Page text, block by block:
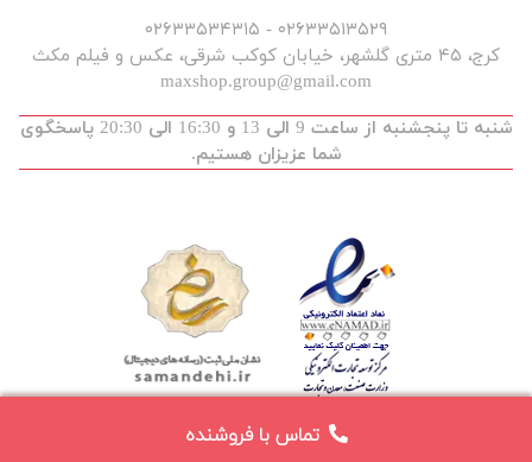
تماس با فروشنده
۰۲۶۳۳۵۱۳۵۲۹ - ۰۲۶۳۳۵۳۴۳۱۵
کرج، ۴۵ متری گلشهر، خیابان کوکب شرقی، عکس و فیلم مکث
maxshop.group@gmail.com
شنبه تا پنجشنبه از ساعت 9 الی 13 و 16:30 الی 20:30 پاسخگوی
شما عزیزان هستیم.
توسعه و طراحی :maxdev